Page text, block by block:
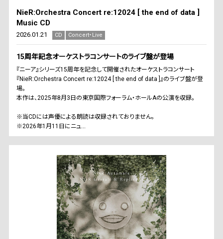
NieR:Orchestra Concert re:12024 [ the end of data ]
Music CD
2026.01.21 CD Concert・Live
15周年記念オーケストラコンサートのライブ盤が登場
『ニーア』シリーズ15周年を記念して開催されたオーケストラコンサート
『NieR:Orchestra Concert re:12024 [ the end of data ]』のライブ盤が登
場。
本作は、2025年8月3日の東京国際フォーラム・ホールAの公演を収録。
※当CDには声優による朗読は収録されておりません。
※2026年1月11日にニュ...